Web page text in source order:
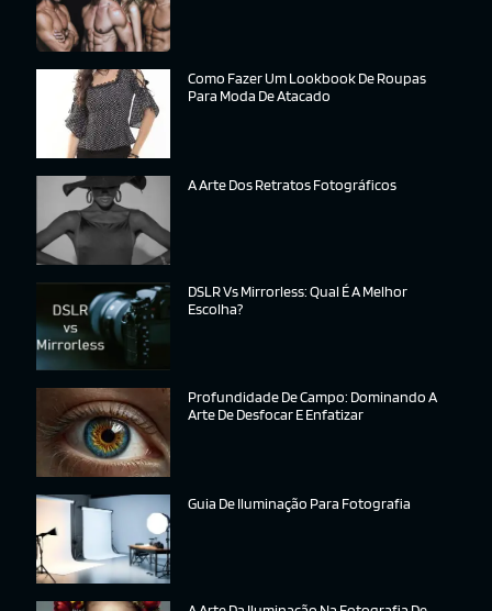
Como Fazer Um Lookbook De Roupas
Para Moda De Atacado
A Arte Dos Retratos Fotográficos
DSLR Vs Mirrorless: Qual É A Melhor
Escolha?
Profundidade De Campo: Dominando A
Arte De Desfocar E Enfatizar
Guia De Iluminação Para Fotografia